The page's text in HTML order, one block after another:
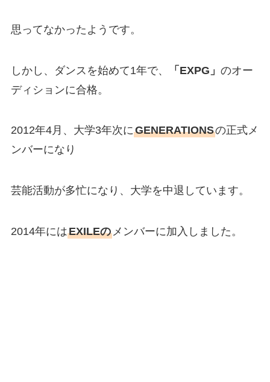
思ってなかったようです。
しかし、ダンスを始めて1年で、 「EXPG」 のオー
ディションに合格。
2012年4月、大学3年次にGENERATIONSの正式メ
ンバーになり
芸能活動が多忙になり、大学を中退しています。
2014年にはEXILEのメンバーに加入しました。